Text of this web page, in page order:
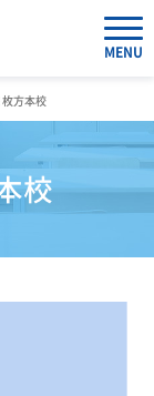
MENU
枚方本校
校